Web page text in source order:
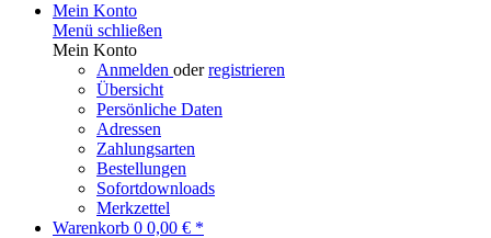
Mein Konto
Menü schließen
Mein Konto
Anmelden oderregistrieren
Übersicht
Persönliche Daten
Adressen
Zahlungsarten
Bestellungen
Sofortdownloads
Merkzettel
Warenkorb 0 0,00 € *